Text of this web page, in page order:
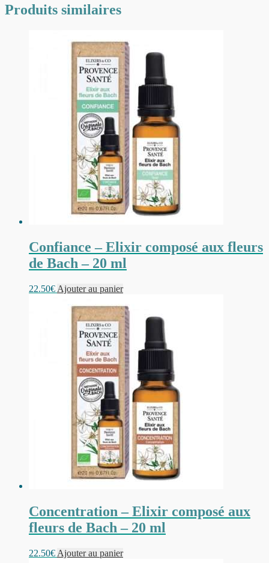
Produits similaires
Confiance – Elixir composé aux fleurs
de Bach – 20 ml
22.50€ Ajouter au panier
Concentration – Elixir composé aux
fleurs de Bach – 20 ml
22.50€ Ajouter au panier